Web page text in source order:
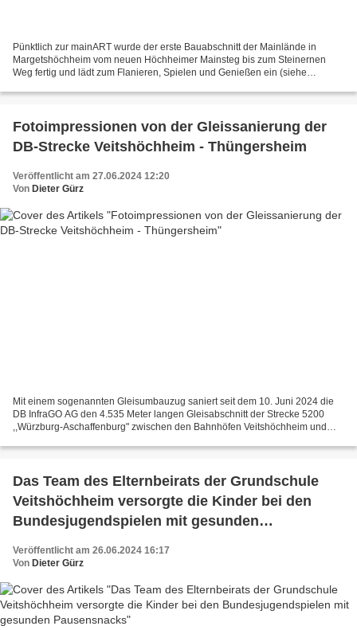
Pünktlich zur mainART wurde der erste Bauabschnitt der Mainlände in
Margetshöchheim vom neuen Höchheimer Mainsteg bis zum Steinernen
Weg fertig und lädt zum Flanieren, Spielen und Genießen ein (siehe
Fotoimpressionen von der Gleissanierung der
DB-Strecke Veitshöchheim - Thüngersheim
Veröffentlicht am 27.06.2024 12:20
Von Dieter Gürz
Mit einem sogenannten Gleisumbauzug saniert seit dem 10. Juni 2024 die
DB InfraGO AG den 4.535 Meter langen Gleisabschnitt der Strecke 5200
,,Würzburg-Aschaffenburg" zwischen den Bahnhöfen Veitshöchheim und
Das Team des Elternbeirats der Grundschule
Veitshöchheim versorgte die Kinder bei den
Bundesjugendspielen mit gesunden
Veröffentlicht am 26.06.2024 16:17
Von Dieter Gürz